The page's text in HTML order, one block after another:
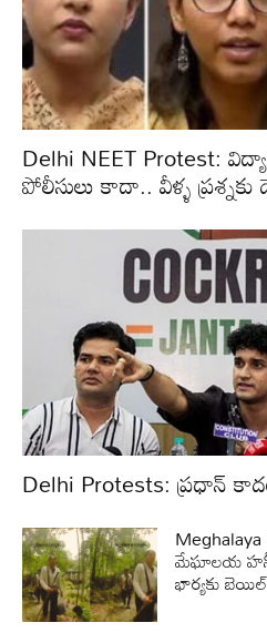
Delhi NEET Protest:
పోలీసులు కాదా.. వీళ్ళ
Delhi Protests: ప్రధాన్
మేఘాలయ
భార్యకు